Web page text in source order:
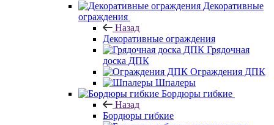
Декоративные
ограждения
Назад
Декоративные ограждения
Грядочная
доска ДПК
Ограждения ДПК
Шпалеры
Бордюры гибкие
Назад
Бордюры гибкие